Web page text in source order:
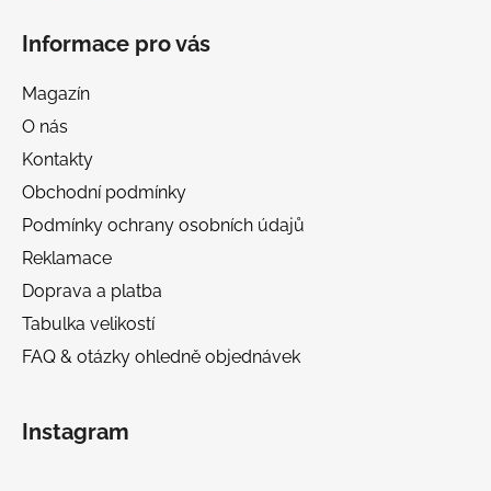
Informace pro vás
Magazín
O nás
Kontakty
Obchodní podmínky
Podmínky ochrany osobních údajů
Reklamace
Doprava a platba
Tabulka velikostí
FAQ & otázky ohledně objednávek
Instagram